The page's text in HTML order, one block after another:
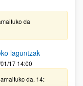
da
laguntzak
17 14:00
da, 14: